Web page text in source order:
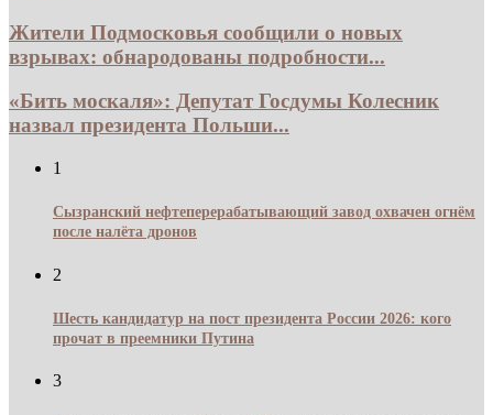
Жители Подмосковья сообщили о новых
взрывах: обнародованы подробности...
«Бить москаля»: Депутат Госдумы Колесник
назвал президента Польши...
1
Сызранский нефтеперерабатывающий завод охвачен огнём
после налёта дронов
2
Шесть кандидатур на пост президента России 2026: кого
прочат в преемники Путина
3